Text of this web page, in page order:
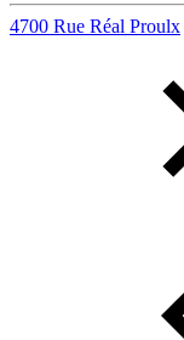
4700 Rue Réal Proulx